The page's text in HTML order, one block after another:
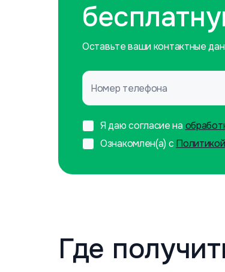
Оставьте ваши контактные
Номер телефона
Я даю согласие на
Ознакомлен(а) с
Где